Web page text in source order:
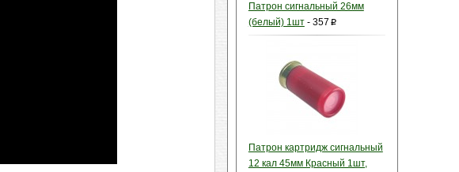
Патрон сигнальный 26мм
(белый) 1шт- 357 p
Патрон картридж сигнальный
12 кал 45мм Красный 1шт,